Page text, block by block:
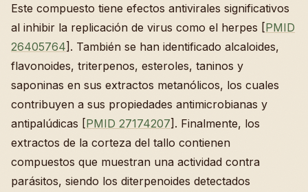
Este compuesto tiene efectos antivirales significativos
al inhibir la replicación de virus como el herpes [PMID
26405764]. También se han identificado alcaloides,
flavonoides, triterpenos, esteroles, taninos y
saponinas en sus extractos metanólicos, los cuales
contribuyen a sus propiedades antimicrobianas y
antipalúdicas [PMID 27174207]. Finalmente, los
extractos de la corteza del tallo contienen
compuestos que muestran una actividad contra
parásitos, siendo los diterpenoides detectados